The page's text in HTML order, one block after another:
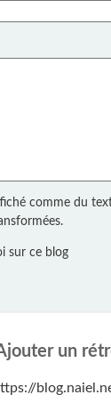
comme du
sur ce blog
un